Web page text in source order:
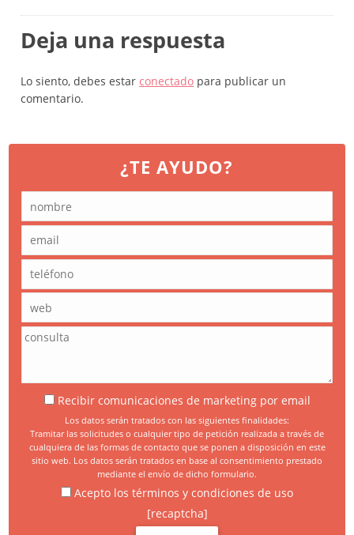
Deja una respuesta
Lo siento, debes estar conectado para publicar un
comentario.
¿TE AYUDO?
Recibir comunicaciones de marketing por email
Los datos serán tratados con las siguientes finalidades:
Tramitar las solicitudes o cualquier tipo de petición realizada a través de
cualquiera de las formas de contacto que se ponen a disposición en este
sitio web. Los datos serán tratados en base al consentimiento prestado
mediante el envío de dicho formulario.
Acepto los términos y condiciones de uso
[recaptcha]